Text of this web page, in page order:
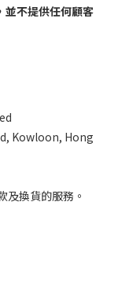
並不提供任何顧客
Kowloon, Hong
及換貨的服務。